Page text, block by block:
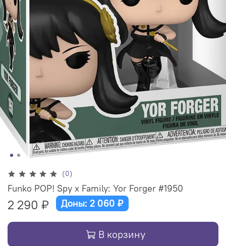
(0)
Funko POP! Spy x Family: Yor Forger #1950
2 290 ₽ Доны: 2 060 ₽
В корзину